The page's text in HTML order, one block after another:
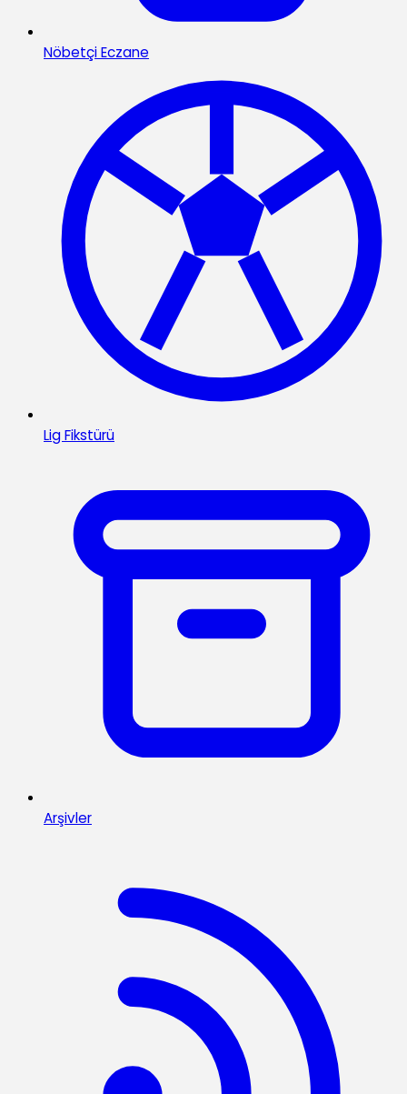
Nöbetçi Eczane
Lig Fikstürü
Arşivler